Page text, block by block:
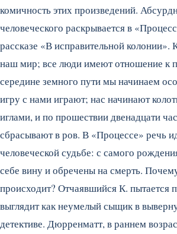
комичность этих произведений.
человеческого раскрывается в
рассказе «В исправительной колонии».
наш мир; все люди имеют отношение к
середине земного пути мы начинаем
игру с нами играют; нас начинают
иглами, и по прошествии двенадцати
сбрасывают в ров. В «Процессе» речь
человеческой судьбе: с самого
себе вину и обречены на смерть.
происходит? Отчаявшийся К. пытается
выглядит как неумелый сыщик в
детективе. Дюрренматт, в раннем